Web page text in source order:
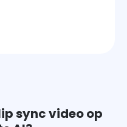
sync video op